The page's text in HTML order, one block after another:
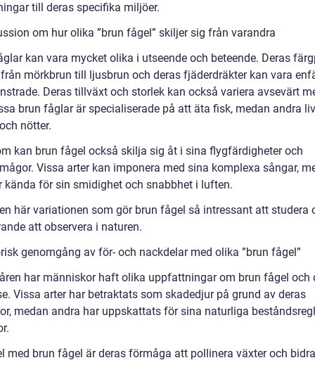
till deras specifika miljöer.
om hur olika ”brun fågel” skiljer sig från varandra
kan vara mycket olika i utseende och beteende. Deras
mörkbrun till ljusbrun och deras fjäderdräkter kan vara
Deras tillväxt och storlek kan också variera avsevärt
brun fåglar är specialiserade på att äta fisk, medan andra
nötter.
kan brun fågel också skilja sig åt i sina flygfärdigheter och
Vissa arter kan imponera med sina komplexa sångar,
kända för sin smidighet och snabbhet i luften.
här variationen som gör brun fågel så intressant att studera
att observera i naturen.
genomgång av för- och nackdelar med olika ”brun fågel”
har människor haft olika uppfattningar om brun fågel och
Vissa arter har betraktats som skadedjur på grund av deras
medan andra har uppskattats för sina naturliga
med brun fågel är deras förmåga att pollinera växter och